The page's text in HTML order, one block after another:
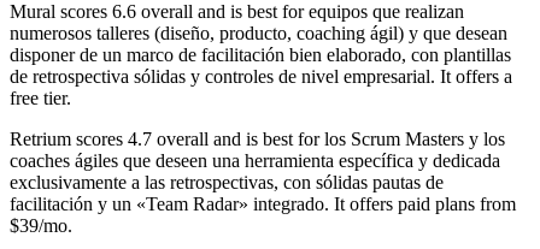
Mural scores 6.6 overall and is best for equipos que realizan
numerosos talleres (diseño, producto, coaching ágil) y que desean
disponer de un marco de facilitación bien elaborado, con plantillas
de retrospectiva sólidas y controles de nivel empresarial. It offers a
free tier.
Retrium scores 4.7 overall and is best for los Scrum Masters y los
coaches ágiles que deseen una herramienta específica y dedicada
exclusivamente a las retrospectivas, con sólidas pautas de
facilitación y un «Team Radar» integrado. It offers paid plans from
$39/mo.